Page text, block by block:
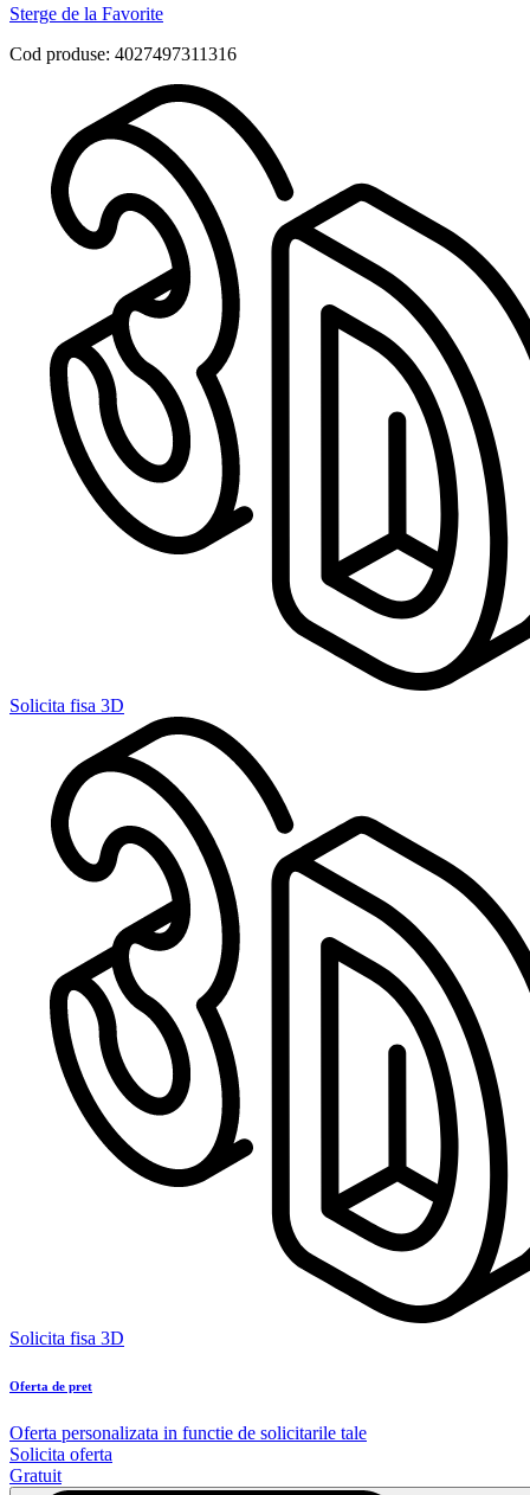
Sterge de la Favorite
Cod produse: 4027497311316
Solicita fisa 3D
Solicita fisa 3D
Oferta de pret
Oferta personalizata in functie de solicitarile tale
Solicita oferta
Gratuit